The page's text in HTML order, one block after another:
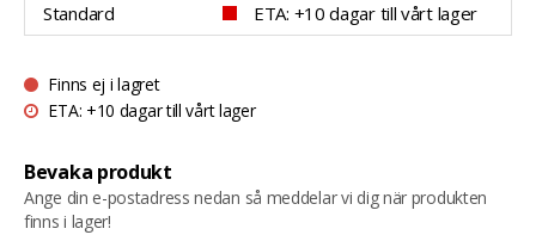
Standard ETA: +10 dagar till vårt lager
Finns ej i lagret
ETA: +10 dagar till vårt lager
Bevaka produkt
Ange din e-postadress nedan så meddelar vi dig när produkten
finns i lager!